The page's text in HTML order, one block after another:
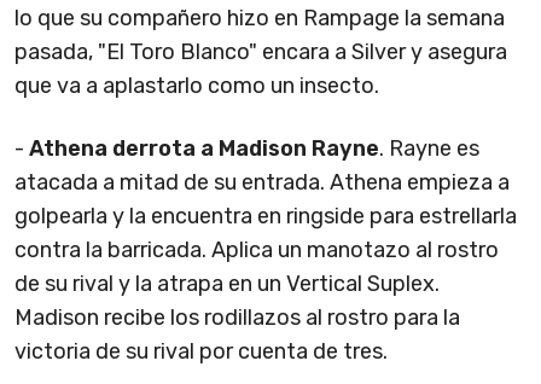
lo que su compañero hizo en Rampage la semana
pasada, "El Toro Blanco" encara a Silver y asegura
que va a aplastarlo como un insecto.
- Athena derrota a Madison Rayne. Rayne es
atacada a mitad de su entrada. Athena empieza a
golpearla y la encuentra en ringside para estrellarla
contra la barricada. Aplica un manotazo al rostro
de su rival y la atrapa en un Vertical Suplex.
Madison recibe los rodillazos al rostro para la
victoria de su rival por cuenta de tres.